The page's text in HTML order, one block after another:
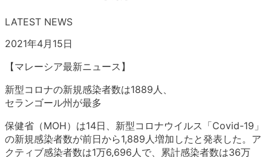
LATEST NEWS
2021年4月15日
【マレーシア最新ニュース】
新型コロナの新規感染者数は1889人、
セランゴール州が最多
保健省（MOH）は14日、新型コロナウイルス「Covid-19」
の新規感染者数が前日から1,889人増加したと発表した。ア
クティブ感染者数は1万6,696人で、累計感染者数は36万